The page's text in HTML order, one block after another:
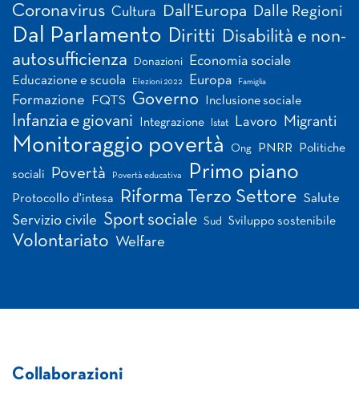
Coronavirus Cultura Dall'Europa Dalle Regioni
Dal Parlamento Diritti Disabilità e non-
autosufficienza
Donazioni Economia sociale
Educazione e scuola Elezioni 2022 Europa Famiglia
Formazione FQTS Governo Inclusione sociale
Infanzia e giovani Integrazione Istat Lavoro Migranti
Monitoraggio povertà Ong PNRR Politiche
sociali Povertà Povertà educativa Primo piano
Protocollo d'intesa Riforma Terzo Settore Salute
Servizio civile Sport sociale Sud Sviluppo sostenibile
Volontariato Welfare
Collaborazioni